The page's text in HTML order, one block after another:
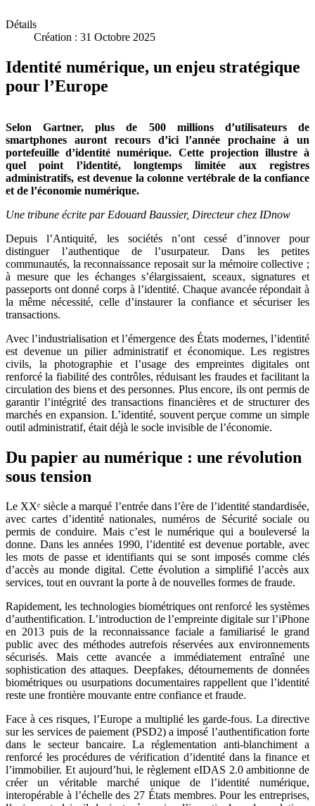
Détails
Création : 31 Octobre 2025
Identité numérique, un enjeu stratégique
pour l’Europe
Selon Gartner, plus de 500 millions d’utilisateurs de
smartphones auront recours d’ici l’année prochaine à un
portefeuille d’identité numérique. Cette projection illustre à
quel point l’identité, longtemps limitée aux registres
administratifs, est devenue la colonne vertébrale de la confiance
et de l’économie numérique.
Une tribune écrite par Edouard Baussier, Directeur chez IDnow
Depuis l’Antiquité, les sociétés n’ont cessé d’innover pour
distinguer l’authentique de l’usurpateur. Dans les petites
communautés, la reconnaissance reposait sur la mémoire collective ;
à mesure que les échanges s’élargissaient, sceaux, signatures et
passeports ont donné corps à l’identité. Chaque avancée répondait à
la même nécessité, celle d’instaurer la confiance et sécuriser les
transactions.
Avec l’industrialisation et l’émergence des États modernes, l’identité
est devenue un pilier administratif et économique. Les registres
civils, la photographie et l’usage des empreintes digitales ont
renforcé la fiabilité des contrôles, réduisant les fraudes et facilitant la
circulation des biens et des personnes. Plus encore, ils ont permis de
garantir l’intégrité des transactions financières et de structurer des
marchés en expansion. L’identité, souvent perçue comme un simple
outil administratif, était déjà le socle invisible de l’économie.
Du papier au numérique : une révolution
sous tension
Le XXᵉ siècle a marqué l’entrée dans l’ère de l’identité standardisée,
avec cartes d’identité nationales, numéros de Sécurité sociale ou
permis de conduire. Mais c’est le numérique qui a bouleversé la
donne. Dans les années 1990, l’identité est devenue portable, avec
les mots de passe et identifiants qui se sont imposés comme clés
d’accès au monde digital. Cette évolution a simplifié l’accès aux
services, tout en ouvrant la porte à de nouvelles formes de fraude.
Rapidement, les technologies biométriques ont renforcé les systèmes
d’authentification. L’introduction de l’empreinte digitale sur l’iPhone
en 2013 puis de la reconnaissance faciale a familiarisé le grand
public avec des méthodes autrefois réservées aux environnements
sécurisés. Mais cette avancée a immédiatement entraîné une
sophistication des attaques. Deepfakes, détournements de données
biométriques ou usurpations documentaires rappellent que l’identité
reste une frontière mouvante entre confiance et fraude.
Face à ces risques, l’Europe a multiplié les garde-fous. La directive
sur les services de paiement (PSD2) a imposé l’authentification forte
dans le secteur bancaire. La réglementation anti-blanchiment a
renforcé les procédures de vérification d’identité dans la finance et
l’immobilier. Et aujourd’hui, le règlement eIDAS 2.0 ambitionne de
créer un véritable marché unique de l’identité numérique,
interopérable à l’échelle des 27 États membres. Pour les entreprises,